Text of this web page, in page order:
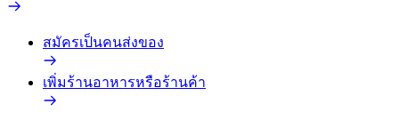
สมัครเป็นคนส่งของ
เพิ่มร้านอาหารหรือร้านค้า